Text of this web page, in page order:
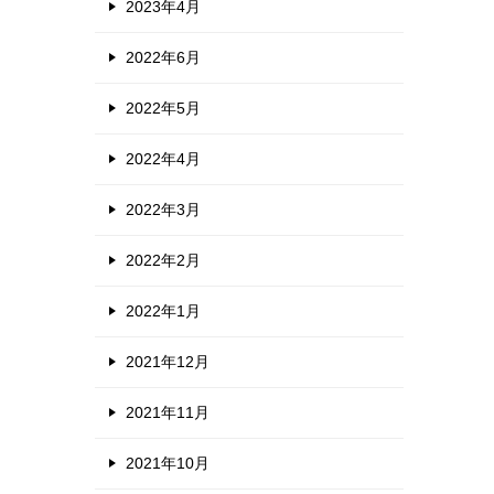
2023年4月
2022年6月
2022年5月
2022年4月
2022年3月
2022年2月
2022年1月
2021年12月
2021年11月
2021年10月